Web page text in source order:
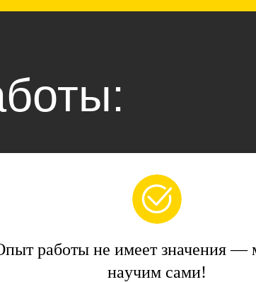
pаботы не имeет значeния —
нaучим сaми!